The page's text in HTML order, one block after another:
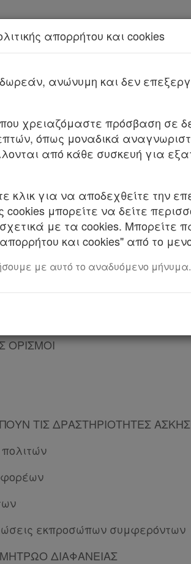
Νέα υπηρεσία Kodiko Assistant.
το Νόμο 5314/
σε θεσμικούς φορείς της
Ενιαίου Συστήματος Κινητι
ψήφισε η Βουλή: ΠΙΝΑΚΑΣ
ΑΣΚΗΣΗΣ ΕΠΙΡΡΟΗΣ ΣΕ
ΟΡΙΣΜΟΙ
ΤΙΣ ΔΡΑΣΤΗΡΙΟΤΗΤΕΣ
εκπροσώπων συμφερόντων
ΜΗΤΡΩΟ ΔΙΑΦΑΝΕΙΑΣ
απορρήτου και cookies
ανώνυμη και δεν
χρειαζόμαστε πρόσβαση σε
όπως μοναδικά
από κάθε συσκευή για
κλικ για να αποδεχθείτε την
μπορείτε να δείτε
με τα cookies. Μπορείτε
και cookies" από το
με αυτό το αναδυόμενο μήνυμα.